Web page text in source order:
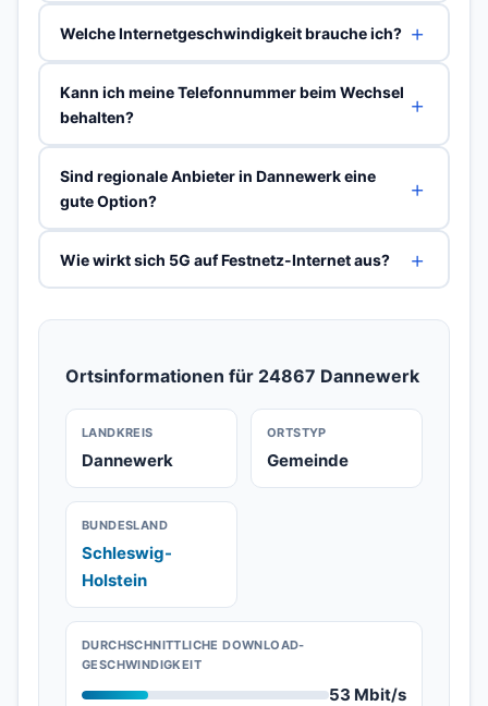
Welche Internetgeschwindigkeit brauche ich?
Kann ich meine Telefonnummer beim Wechsel
behalten?
Sind regionale Anbieter in Dannewerk eine
gute Option?
Wie wirkt sich 5G auf Festnetz-Internet aus?
Ortsinformationen für 24867 Dannewerk
LANDKREIS
Dannewerk
ORTSTYP
Gemeinde
BUNDESLAND
Schleswig-
Holstein
DURCHSCHNITTLICHE DOWNLOAD-
GESCHWINDIGKEIT
53 Mbit/s